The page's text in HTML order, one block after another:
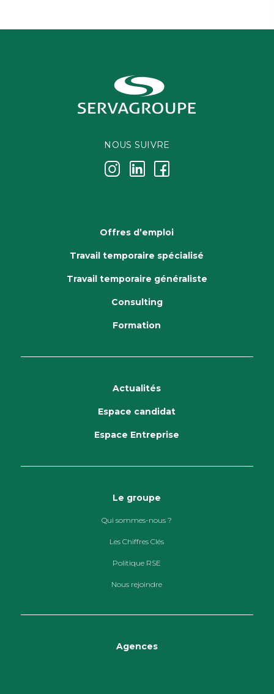
NOUS SUIVRE
j k i
Offres d’emploi
Travail temporaire spécialisé
Travail temporaire généraliste
Consulting
Formation
Actualités
Espace candidat
Espace Entreprise
Le groupe
Qui sommes-nous ?
Les Chiffres Clés
Politique RSE
Nous rejoindre
Agences